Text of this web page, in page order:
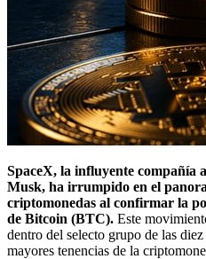
SpaceX, la influyente compañía
Musk, ha irrumpido en el
criptomonedas al confirmar la
de Bitcoin (BTC). Este
dentro del selecto grupo de las
mayores tenencias de la